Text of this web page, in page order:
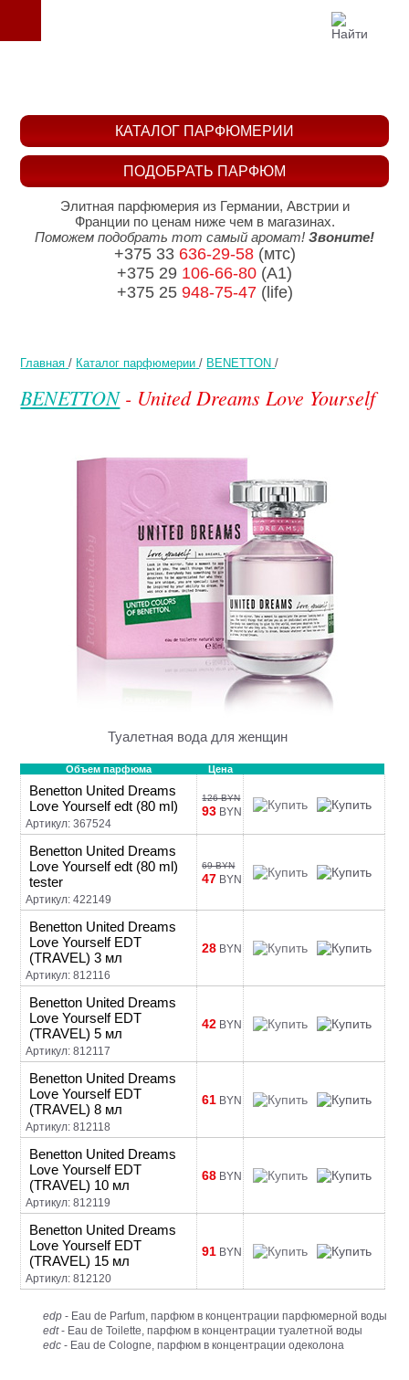
Главная / Каталог парфюмерии / BENETTON /
BENETTON- United Dreams Love Yourself
Туалетная вода для женщин
Объем парфюма Цена
Benetton United Dreams
Love Yourself edt (80 ml)
Артикул: 367524
126 BYN
93 BYN
Benetton United Dreams
Love Yourself edt (80 ml)
tester
Артикул: 422149
69 BYN
47 BYN
Benetton United Dreams
Love Yourself EDT
(TRAVEL) 3 мл
Артикул: 812116
28 BYN
Benetton United Dreams
Love Yourself EDT
(TRAVEL) 5 мл
Артикул: 812117
42 BYN
Benetton United Dreams
Love Yourself EDT
(TRAVEL) 8 мл
Артикул: 812118
61 BYN
Benetton United Dreams
Love Yourself EDT
(TRAVEL) 10 мл
Артикул: 812119
68 BYN
Benetton United Dreams
Love Yourself EDT
(TRAVEL) 15 мл
Артикул: 812120
91 BYN
edp - Eau de Parfum, парфюм в концентрации парфюмерной воды
edt- Eau de Toilette, парфюм в концентрации туалетной воды
edc - Eau de Cologne, парфюм в концентрации одеколона
ПОДОБРАТЬ ПАРФЮМ
КАТАЛОГ ПАРФЮМЕРИИ
Элитная парфюмерия из Германии, Австрии и
Франции по ценам ниже чем в магазинах.
Поможем подобрать тот самый аромат! Звоните!
+375 33 636-29-58(мтс)
+375 29 106-66-80 (A1)
+375 25 948-75-47(life)